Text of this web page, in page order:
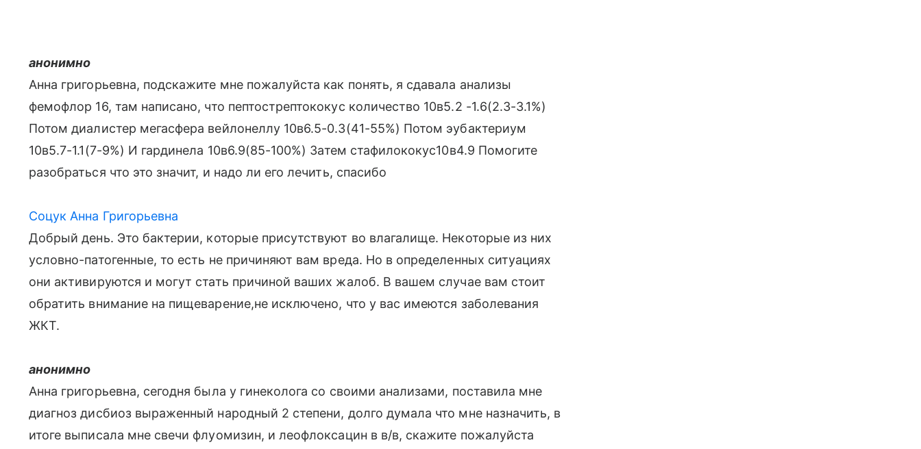
анонимно
Анна григорьевна, подскажите мне пожалуйста как понять, я сдавала анализы
фемофлор 16, там написано, что пептострептококус количество 10в5.2 -1.6(2.3-3.1%)
Потом диалистер мегасфера вейлонеллу 10в6.5-0.3(41-55%) Потом эубактериум
10в5.7-1.1(7-9%) И гардинела 10в6.9(85-100%) Затем стафилококус10в4.9 Помогите
разобраться что это значит, и надо ли его лечить, спасибо
Соцук Анна Григорьевна
Добрый день. Это бактерии, которые присутствуют во влагалище. Некоторые из них
условно-патогенные, то есть не причиняют вам вреда. Но в определенных ситуациях
они активируются и могут стать причиной ваших жалоб. В вашем случае вам стоит
обратить внимание на пищеварение,не исключено, что у вас имеются заболевания
ЖКТ.
анонимно
Анна григорьевна, сегодня была у гинеколога со своими анализами, поставила мне
диагноз дисбиоз выраженный народный 2 степени, долго думала что мне назначить, в
итоге выписала мне свечи флуомизин, и леофлоксацин в в/в, скажите пожалуйста